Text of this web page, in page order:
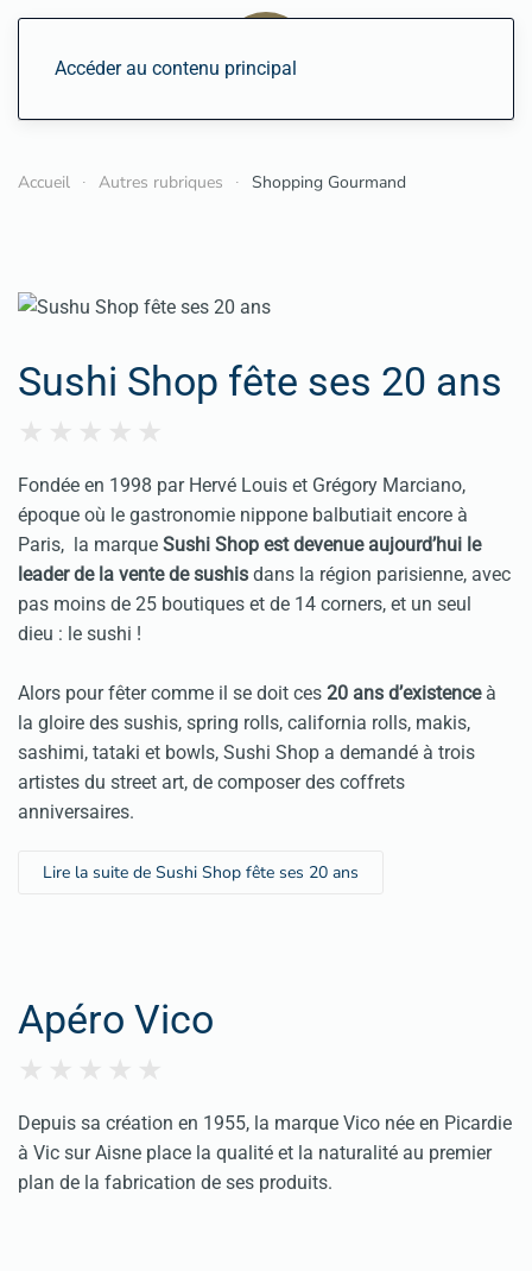
Accéder au contenu principal
Accueil Autres rubriques Shopping Gourmand
Sushi Shop fête ses 20 ans
Fondée en 1998 par Hervé Louis et Grégory Marciano,
époque où le gastronomie nippone balbutiait encore à
Paris, la marque Sushi Shop est devenue aujourd’hui le
leader de la vente de sushis dans la région parisienne, avec
pas moins de 25 boutiques et de 14 corners, et un seul
dieu : le sushi !
Alors pour fêter comme il se doit ces 20 ans d’existenceà
la gloire des sushis, spring rolls, california rolls, makis,
sashimi, tataki et bowls, Sushi Shop a demandé à trois
artistes du street art, de composer des coffrets
anniversaires.
Lire la suite de Sushi Shop fête ses 20 ans
Apéro Vico
Depuis sa création en 1955, la marque Vico née en Picardie
à Vic sur Aisne place la qualité et la naturalité au premier
plan de la fabrication de ses produits.